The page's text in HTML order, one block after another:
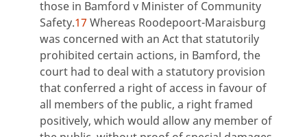
those in Bamford v Minister of Community
Safety.17 Whereas Roodepoort-Maraisburg
was concerned with an Act that statutorily
prohibited certain actions, in Bamford, the
court had to deal with a statutory provision
that conferred a right of access in favour of
all members of the public, a right framed
positively, which would allow any member of